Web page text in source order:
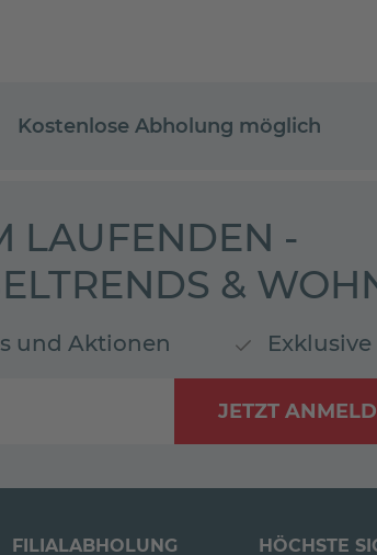
Kostenlose Abholung möglich
LAUFENDEN -
&
und Aktionen
JETZT
FILIALABHOLUNG HÖCHSTE